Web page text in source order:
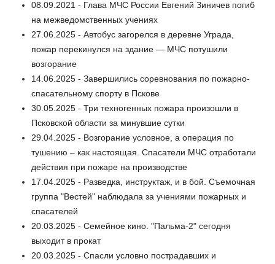
08.09.2021 - Глава МЧС России Евгений Зиничев погиб
на межведомственных учениях
27.06.2025 - Автобус загорелся в деревне Уграда,
пожар перекинулся на здание — МЧС потушили
возгорание
14.06.2025 - Завершились соревнования по пожарно-
спасательному спорту в Пскове
30.05.2025 - Три техногенных пожара произошли в
Псковской области за минувшие сутки
29.04.2025 - Возгорание условное, а операция по
тушению – как настоящая. Спасатели МЧС отработали
действия при пожаре на производстве
17.04.2025 - Разведка, инструктаж, и в бой. Съемочная
группа "Вестей" наблюдала за учениями пожарных и
спасателей
20.03.2025 - Семейное кино. "Пальма-2" сегодня
выходит в прокат
20.03.2025 - Спасли условно пострадавших и